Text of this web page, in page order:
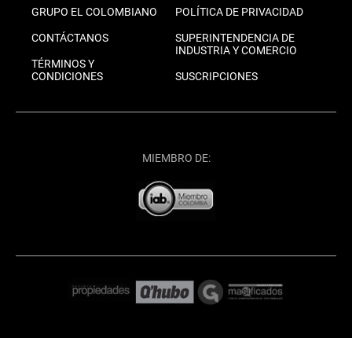
GRUPO EL COLOMBIANO
CONTÁCTANOS
TÉRMINOS Y
CONDICIONES
POLÍTICA DE PRIVACIDAD
SUPERINTENDENCIA DE
INDUSTRIA Y COMERCIO
SUSCRIPCIONES
MIEMBRO DE: